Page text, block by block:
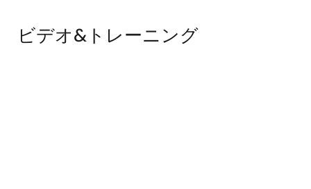
ビデオ&トレーニング